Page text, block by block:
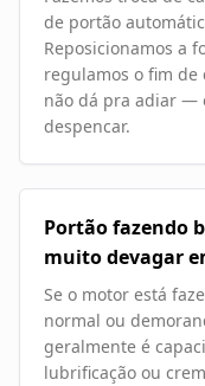
de portão
Reposicionamos a
regulamos o fim de
não dá pra adiar —
despencar.
Portão fazendo
muito devagar
Se o motor está
normal ou
geralmente é
lubrificação ou